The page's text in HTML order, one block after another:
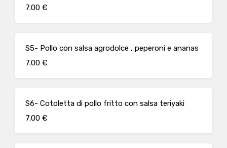
7.00 €
S5- Pollo con salsa agrodolce , peperoni e ananas
7.00 €
S6- Cotoletta di pollo fritto con salsa teriyaki
7.00 €